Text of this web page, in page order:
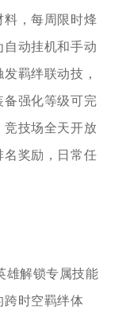
料，每周限时烽
自动挂机和手动
羁绊联动技，
备强化等级可完
竞技场全天开放
名奖励，日常任
雄解锁专属技能
跨时空羁绊体